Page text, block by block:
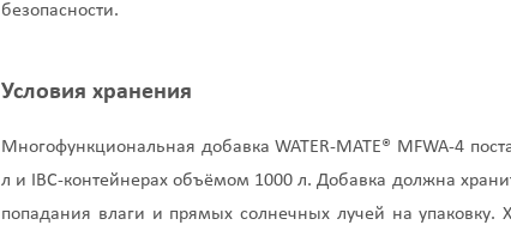
безопасности.
Условия хранения
Многофункциональная добавка WATER-MATE® MFWA-4
л и IBC-контейнерах объёмом 1000 л. Добавка должна
попадания влаги и прямых солнечных лучей на